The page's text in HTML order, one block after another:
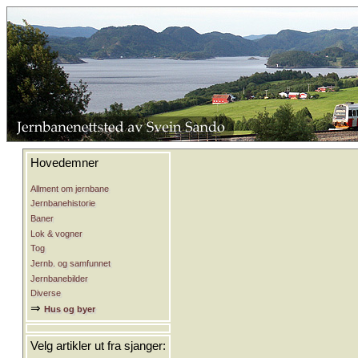
Hovedemner
Allment om jernbane
Jernbanehistorie
Baner
Lok & vogner
Tog
Jernb. og samfunnet
Jernbanebilder
Diverse
⇒Hus og byer
Velg artikler ut fra sjanger: